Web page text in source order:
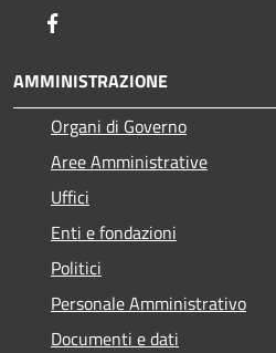
AMMINISTRAZIONE
Organi di Governo
Aree Amministrative
Uffici
Enti e fondazioni
Politici
Personale Amministrativo
Documenti e dati